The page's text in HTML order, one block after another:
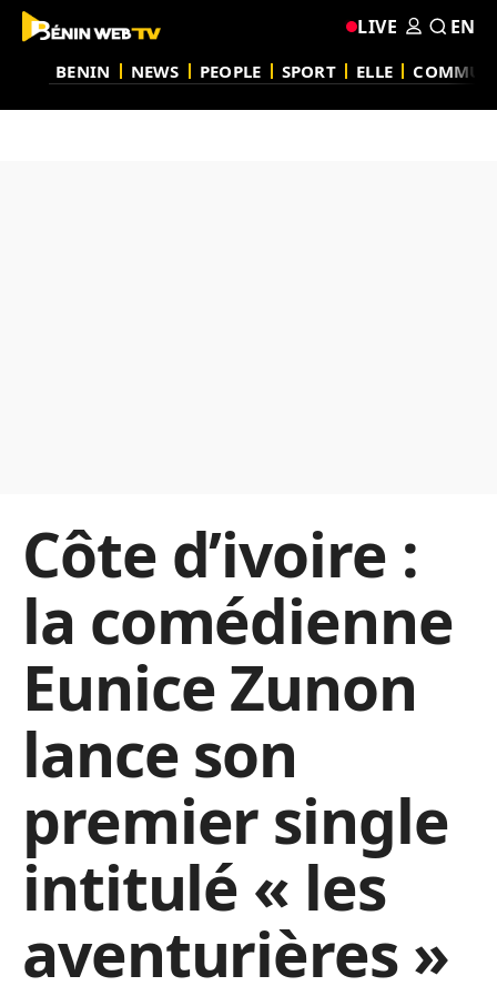
BENIN NEWS PEOPLE SPORT ELLE
LIVE EN
Côte d’ivoire :
la comédienne
Eunice Zunon
lance son
premier single
intitulé « les
aventurières »